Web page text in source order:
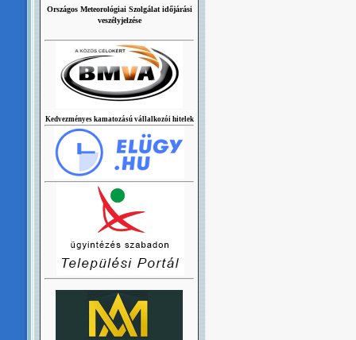
Országos Meteorológiai Szolgálat időjárási
veszélyjelzése
Kedvezményes kamatozású vállalkozói hitelek